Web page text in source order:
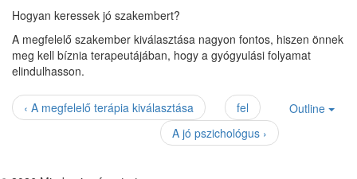
Hogyan keressek jó szakembert?
A megfelelő szakember kiválasztása nagyon fontos, hiszen önnek
meg kell bíznia terapeutájában, hogy a gyógyulási folyamat
elindulhasson.
Outline
‹ A megfelelő terápia kiválasztása
fel
A jó pszichológus ›